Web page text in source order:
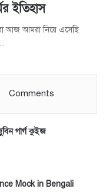
ইতিহাস
আজ আমরা নিয়ে এসেছি
Comments
গার্গ কুইজ
Mock in Bengali